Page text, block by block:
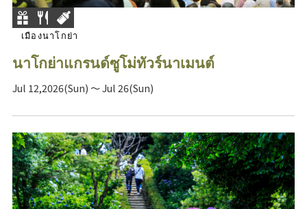
เมืองนาโกย่า
นาโกย่าแกรนด์ซูโม่ทัวร์นาเมนต์
Jul 12,2026(Sun) ～ Jul 26(Sun)